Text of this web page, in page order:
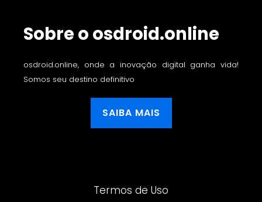
Sobre o osdroid.online
osdroid.online, onde a inovação digital ganha vida!
Somos seu destino definitivo
SAIBA MAIS
Termos de Uso